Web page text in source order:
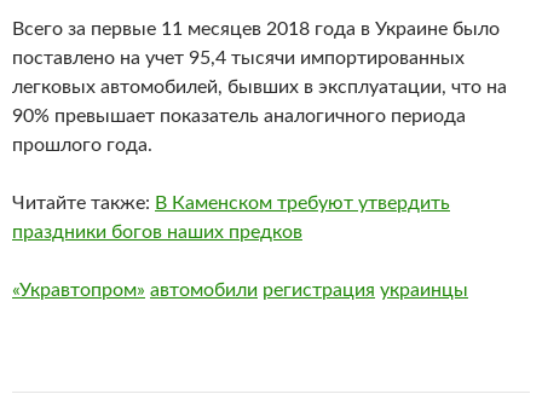
Всего за первые 11 месяцев 2018 года в Украине было
поставлено на учет 95,4 тысячи импортированных
легковых автомобилей, бывших в эксплуатации, что на
90% превышает показатель аналогичного периода
прошлого года.
Читайте также: В Каменском требуют утвердить
праздники богов наших предков
«Укравтопром» автомобили регистрация украинцы